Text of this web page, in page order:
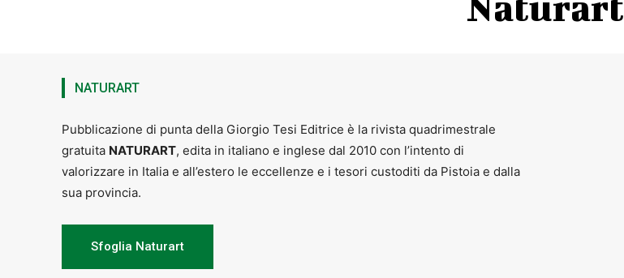
NATURART
Pubblicazione di punta della Giorgio Tesi Editrice è la rivista quadrimestrale
gratuita NATURART, edita in italiano e inglese dal 2010 con l’intento di
valorizzare in Italia e all’estero le eccellenze e i tesori custoditi da Pistoia e dalla
sua provincia.
Sfoglia Naturart